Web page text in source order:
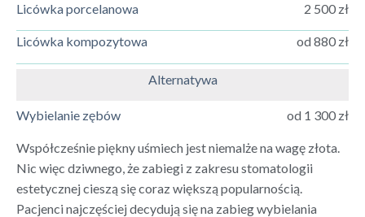
Licówka porcelanowa 2 500 zł
Licówka kompozytowa od 880 zł
Alternatywa
Wybielanie zębów od 1 300 zł
Współcześnie piękny uśmiech jest niemalże na wagę złota.
Nic więc dziwnego, że zabiegi z zakresu stomatologii
estetycznej cieszą się coraz większą popularnością.
Pacjenci najczęściej decydują się na zabieg wybielania